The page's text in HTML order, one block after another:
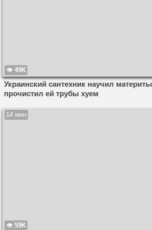
49K
Украинский сантехник научил
прочистил ей трубы хуем
14 мин
59K